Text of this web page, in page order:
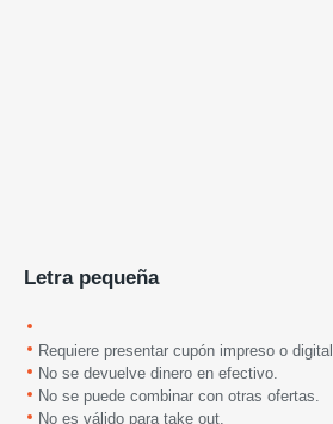
Letra pequeña
Requiere presentar cupón impreso o digital.
No se devuelve dinero en efectivo.
No se puede combinar con otras ofertas.
No es válido para take out.